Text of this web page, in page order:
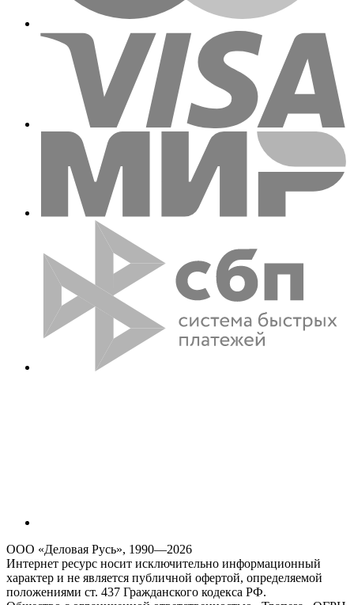
ООО «Деловая Русь», 1990—2026
Интернет ресурс носит исключительно информационный
характер и не является публичной офертой, определяемой
положениями ст. 437 Гражданского кодекса РФ.